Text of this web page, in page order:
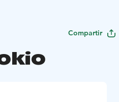
Compartir